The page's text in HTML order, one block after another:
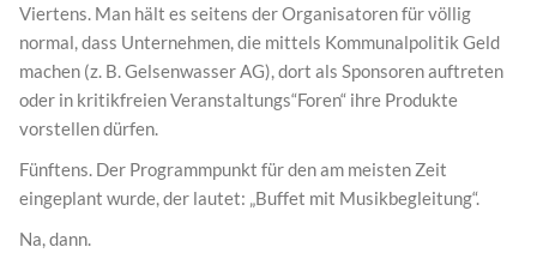
Viertens. Man hält es seitens der Organisatoren für völlig
normal, dass Unternehmen, die mittels Kommunalpolitik Geld
machen (z. B. Gelsenwasser AG), dort als Sponsoren auftreten
oder in kritikfreien Veranstaltungs“Foren“ ihre Produkte
vorstellen dürfen.
Fünftens. Der Programmpunkt für den am meisten Zeit
eingeplant wurde, der lautet: „Buffet mit Musikbegleitung“.
Na, dann.